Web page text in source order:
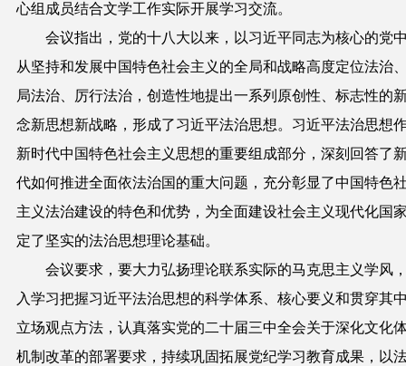
心组成员结合文学工作实际开展学习交流。
会议指出，党的十八大以来，以习近平同志为核心的党
从坚持和发展中国特色社会主义的全局和战略高度定位法治
局法治、厉行法治，创造性地提出一系列原创性、标志性的
念新思想新战略，形成了习近平法治思想。习近平法治思想
新时代中国特色社会主义思想的重要组成部分，深刻回答了
代如何推进全面依法治国的重大问题，充分彰显了中国特色
主义法治建设的特色和优势，为全面建设社会主义现代化国
定了坚实的法治思想理论基础。
会议要求，要大力弘扬理论联系实际的马克思主义学风
入学习把握习近平法治思想的科学体系、核心要义和贯穿其
立场观点方法，认真落实党的二十届三中全会关于深化文化
机制改革的部署要求，持续巩固拓展党纪学习教育成果，以